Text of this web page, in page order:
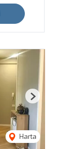
Harta
Next